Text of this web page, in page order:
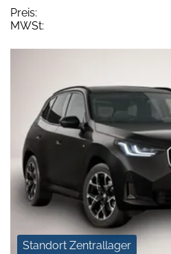
Preis:
MWSt:
Standort Zentrallager